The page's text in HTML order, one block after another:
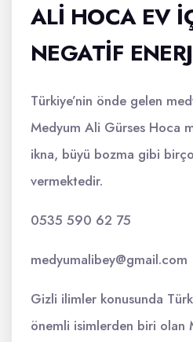
ALI HOCA EV
NEGATIF
Türkiye’nin önde gelen
Medyum Ali Gürses Hoca
ikna, büyü bozma gibi
vermektedir.
0535 590 62 75
medyumalibey@gmail.com
Gizli ilimler konusunda
önemli isimlerden biri olan